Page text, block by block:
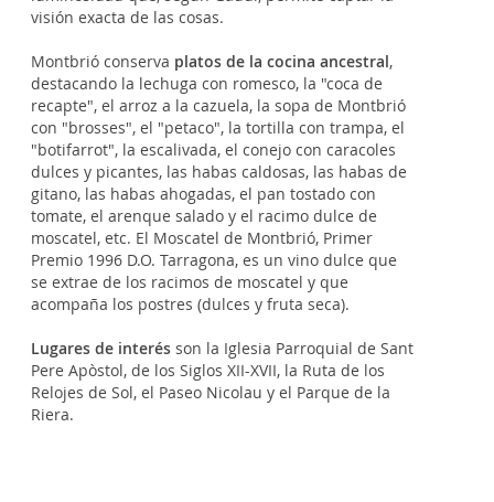
visión exacta de las cosas.
Montbrió conserva platos de la cocina ancestral,
destacando la lechuga con romesco, la "coca de
recapte", el arroz a la cazuela, la sopa de Montbrió
con "brosses", el "petaco", la tortilla con trampa, el
"botifarrot", la escalivada, el conejo con caracoles
dulces y picantes, las habas caldosas, las habas de
gitano, las habas ahogadas, el pan tostado con
tomate, el arenque salado y el racimo dulce de
moscatel, etc. El Moscatel de Montbrió, Primer
Premio 1996 D.O. Tarragona, es un vino dulce que
se extrae de los racimos de moscatel y que
acompaña los postres (dulces y fruta seca).
Lugares de interés son la Iglesia Parroquial de Sant
Pere Apòstol, de los Siglos XII-XVII, la Ruta de los
Relojes de Sol, el Paseo Nicolau y el Parque de la
Riera.